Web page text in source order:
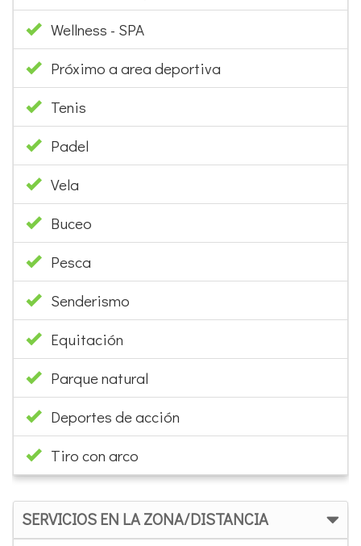
Wellness - SPA
Próximo a area deportiva
Tenis
Padel
Vela
Buceo
Pesca
Senderismo
Equitación
Parque natural
Deportes de acción
Tiro con arco
SERVICIOS EN LA ZONA/DISTANCIA